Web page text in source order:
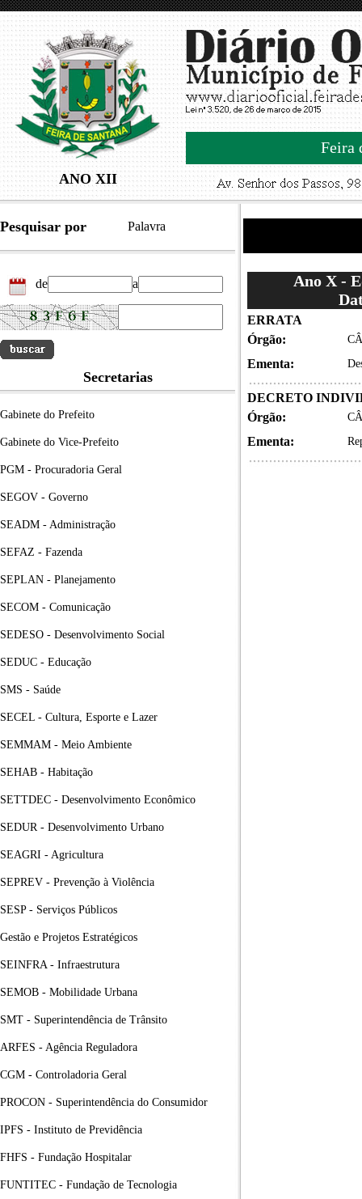
ANO XII
Feira
Pesquisar por Palavra
de a
Secretarias
Gabinete do Prefeito
Gabinete do Vice-Prefeito
PGM - Procuradoria Geral
SEGOV - Governo
SEADM - Administração
SEFAZ - Fazenda
SEPLAN - Planejamento
SECOM - Comunicação
SEDESO - Desenvolvimento Social
SEDUC - Educação
SMS - Saúde
SECEL - Cultura, Esporte e Lazer
SEMMAM - Meio Ambiente
SEHAB - Habitação
SETTDEC - Desenvolvimento Econômico
SEDUR - Desenvolvimento Urbano
SEAGRI - Agricultura
SEPREV - Prevenção à Violência
SESP - Serviços Públicos
Gestão e Projetos Estratégicos
SEINFRA - Infraestrutura
SEMOB - Mobilidade Urbana
SMT - Superintendência de Trânsito
ARFES - Agência Reguladora
CGM - Controladoria Geral
PROCON - Superintendência do Consumidor
IPFS - Instituto de Previdência
FHFS - Fundação Hospitalar
FUNTITEC - Fundação de Tecnologia
Ano X -
ERRATA
Órgão:
Ementa:
DECRETO
Órgão:
Ementa: